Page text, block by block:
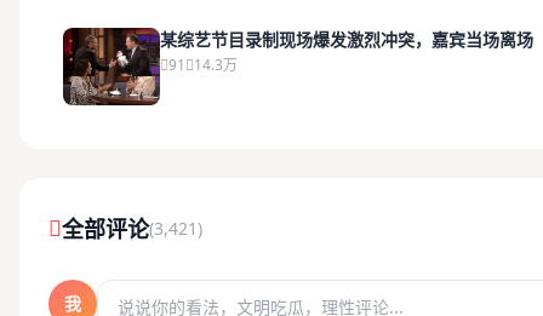
某综艺节目录制现场爆发激烈冲突，嘉宾当场离场
91 14.3万
全部评论(3,421)
我